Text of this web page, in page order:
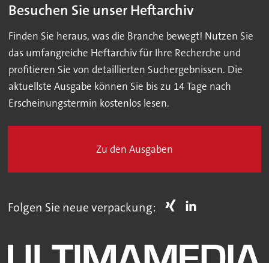
Besuchen Sie unser Heftarchiv
Finden Sie heraus, was die Branche bewegt! Nutzen Sie
das umfangreiche Heftarchiv für Ihre Recherche und
profitieren Sie von detaillierten Suchergebnissen. Die
aktuellste Ausgabe können Sie bis zu 14 Tage nach
Erscheinungstermin kostenlos lesen.
Zu den Ausgaben
Folgen Sie neue verpackung: